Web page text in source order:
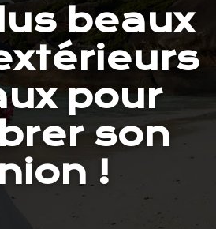
beaux
pour
son
!